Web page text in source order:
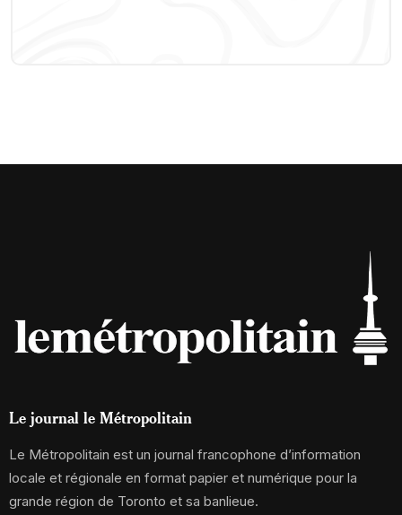
Le journal le Métropolitain
Le Métropolitain est un journal francophone d’information
locale et régionale en format papier et numérique pour la
grande région de Toronto et sa banlieue.